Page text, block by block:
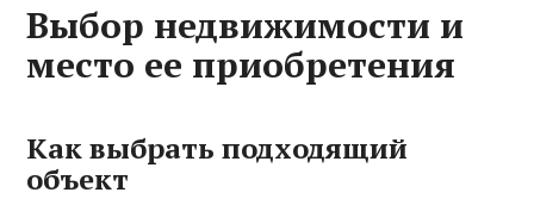
Выбор недвижимости и
место ее приобретения
Как выбрать подходящий
объект